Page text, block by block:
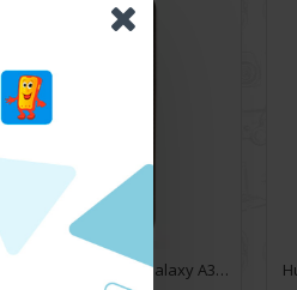
Husa pentru Samsung Galaxy A34 5G - Carte X-Power Gold